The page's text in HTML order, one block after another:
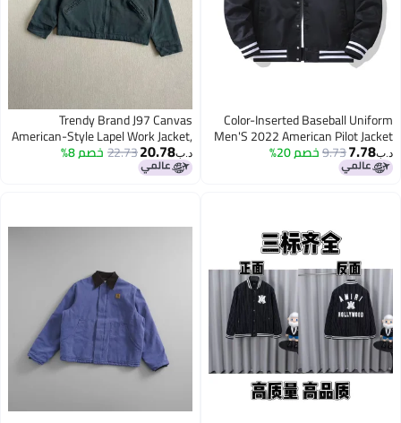
Color-Inserted Baseball
Men'S 2022 American Pilot
Men'S And Women'S Same
Couple Jacket
7.78
9.73خصم 20%
Trendy Brand J97 Canvas
American-Style Lapel Work Jacket,
Classic Detroit Padded Jacket For
Men And Women
20.78
22.73خصم 8%